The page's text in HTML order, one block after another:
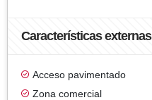
Características externas
Acceso pavimentado
Zona comercial